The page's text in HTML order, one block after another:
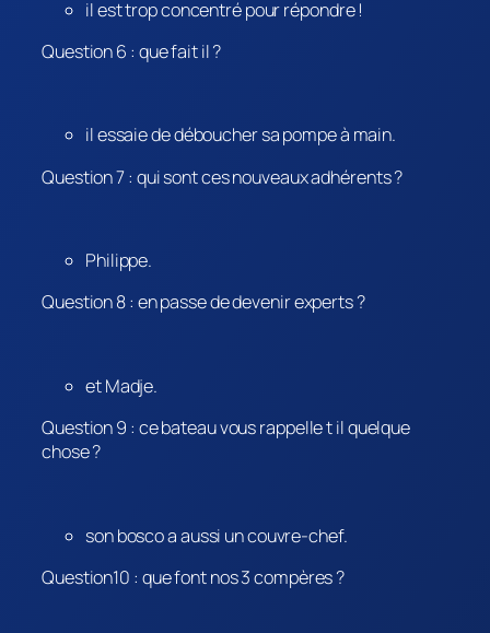
il est trop concentré pour répondre !
Question 6 : que fait il ?
il essaie de déboucher sa pompe à main.
Question 7 : qui sont ces nouveaux adhérents ?
Philippe.
Question 8 : en passe de devenir experts ?
et Madje.
Question 9 : ce bateau vous rappelle t il quelque
chose ?
son bosco a aussi un couvre-chef.
Question10 : que font nos 3 compères ?